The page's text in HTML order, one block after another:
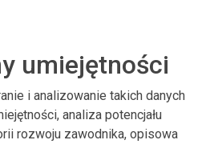
umiejętności
i analizowanie takich danych
analiza potencjału
rozwoju zawodnika, opisowa